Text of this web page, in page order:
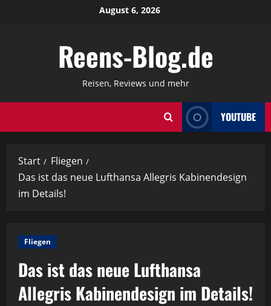
August 6, 2026
Reens-Blog.de
Reisen, Reviews und mehr
YOUTUBE
Start
Fliegen
Das ist das neue Lufthansa Allegris Kabinendesign
im Details!
Fliegen
Das ist das neue Lufthansa
Allegris Kabinendesign im Details!